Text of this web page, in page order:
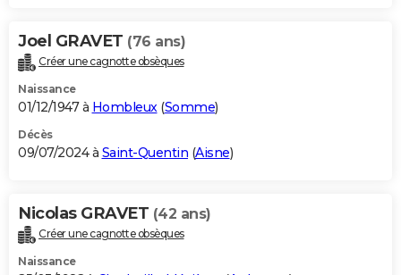
Joel GRAVET (76 ans)
Créer une cagnotte obsèques
Naissance
01/12/1947 à Hombleux(Somme)
Décès
09/07/2024 à Saint-Quentin (Aisne)
Nicolas GRAVET (42 ans)
Créer une cagnotte obsèques
Naissance